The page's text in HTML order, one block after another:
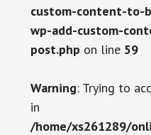
custom-content-to-
wp-add-custom-
post.php on line 59
Warning: Trying to
in
/home/xs261289/